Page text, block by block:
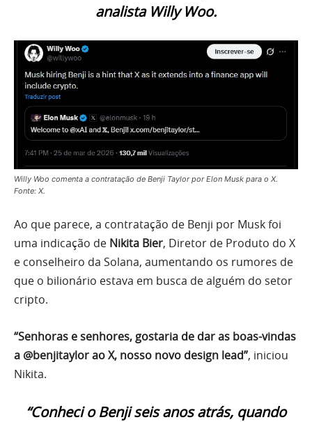
analista Willy Woo.
Willy Woo comenta a contratação de Benji Taylor por Elon Musk para o X.
Fonte: X.
Ao que parece, a contratação de Benji por Musk foi
uma indicação de Nikita Bier, Diretor de Produto do X
e conselheiro da Solana, aumentando os rumores de
que o bilionário estava em busca de alguém do setor
cripto.
“Senhoras e senhores, gostaria de dar as boas-vindas
a @benjitaylor ao X, nosso novo design lead”, iniciou
Nikita.
“Conheci o Benji seis anos atrás, quando